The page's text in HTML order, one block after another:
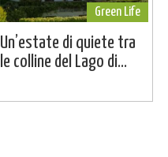
Green Life
Un’estate di quiete tra
le colline del Lago di...